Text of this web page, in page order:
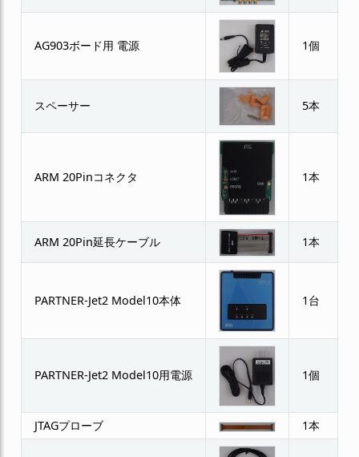
AG903ボード用 電源 1個
スペーサー 5本
ARM 20Pinコネクタ 1本
ARM 20Pin延長ケーブル 1本
PARTNER-Jet2 Model10本体 1台
PARTNER-Jet2 Model10用電源 1個
JTAGプローブ 1本